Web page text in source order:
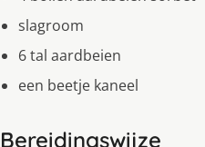
slagroom
6 tal aardbeien
een beetje kaneel
Bereidingswijze